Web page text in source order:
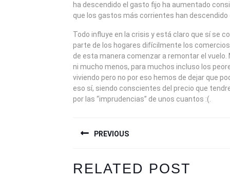
ha descendido el gasto fijo ha aumentado
que los gastos más corrientes han
Todo influye en la crisis y está claro que sí se
parte de los hogares difícilmente los
de esta manera comenzar a remontar el
ni mucho menos, para muchos incluso los
viviendo pero no por eso hemos de dejar que
eso sí, siendo conscientes del precio que
por las “imprudencias” de unos cuantos :(.
DE
ENTRADAS
PREVIOUS
post:
RELATED POST